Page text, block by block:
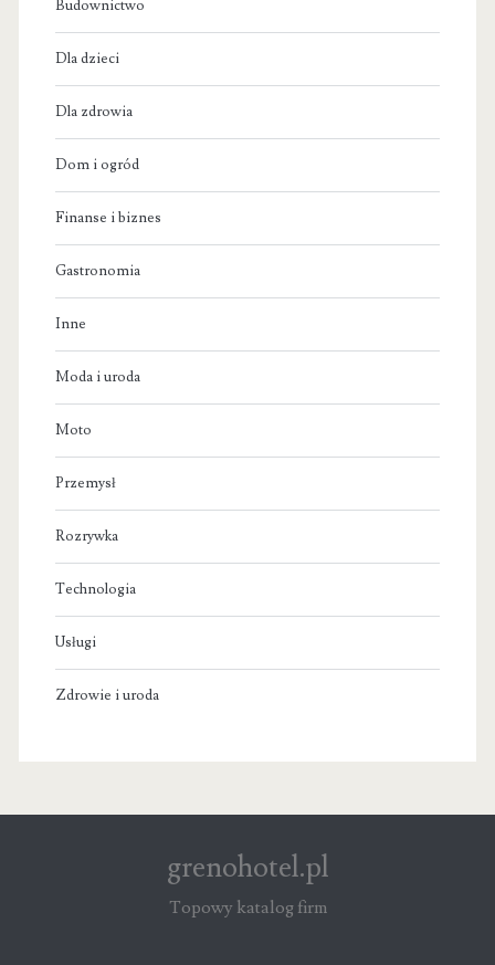
Budownictwo
Dla dzieci
Dla zdrowia
Dom i ogród
Finanse i biznes
Gastronomia
Inne
Moda i uroda
Moto
Przemysł
Rozrywka
Technologia
Usługi
Zdrowie i uroda
grenohotel.pl
Topowy katalog firm